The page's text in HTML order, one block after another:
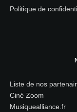
Politique de
Liste de nos
Ciné Zoom
Musiquealliance.fr